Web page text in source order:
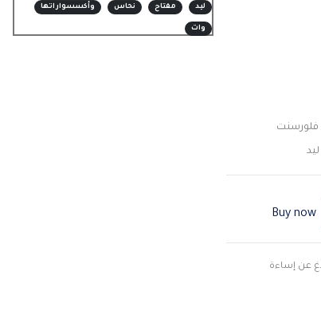
فلورسنت
ليد
Buy now
عن إساءة
ليد مفتاح نحاس وأكسسواراتها
وات